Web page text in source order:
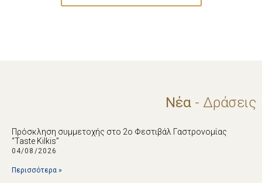
Νέα - Δράσεις
Πρόσκληση συμμετοχής στο 2ο Φεστιβάλ Γαστρονομίας
“Taste Kilkis”
04/08/2026
Περισσότερα »